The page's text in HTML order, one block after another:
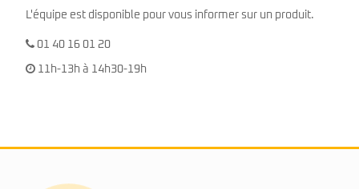
L'équipe est disponible pour vous informer sur un produit.
01 40 16 01 20
11h-13h à 14h30-19h